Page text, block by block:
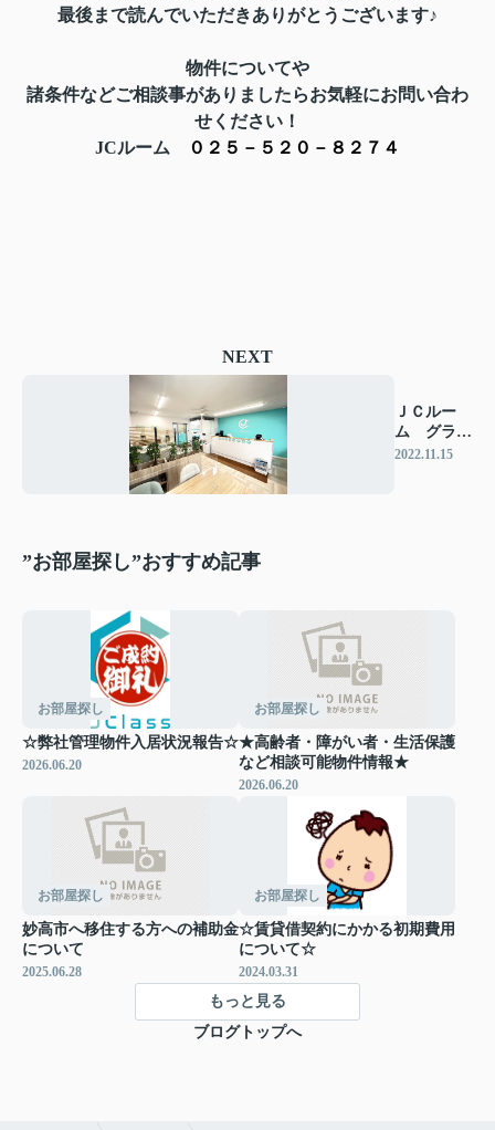
最後まで読んでいただきありがとうございます♪
物件についてや
諸条件などご相談事がありましたらお気軽にお問い合わ
せください！
JCルーム
０２５－５２０－８２７４
NEXT
ＪＣルー
ム グラン
ドオープ
2022.11.15
”お部屋探し”おすすめ記事
お部屋探し
☆弊社管理物件入居状況報告☆
2026.06.20
お部屋探し
★高齢者・障がい者・生活保護
など相談可能物件情報★
2026.06.20
お部屋探し
妙高市へ移住する方への補助金
について
2025.06.28
お部屋探し
☆賃貸借契約にかかる初期費用
について☆
2024.03.31
もっと見る
ブログトップへ